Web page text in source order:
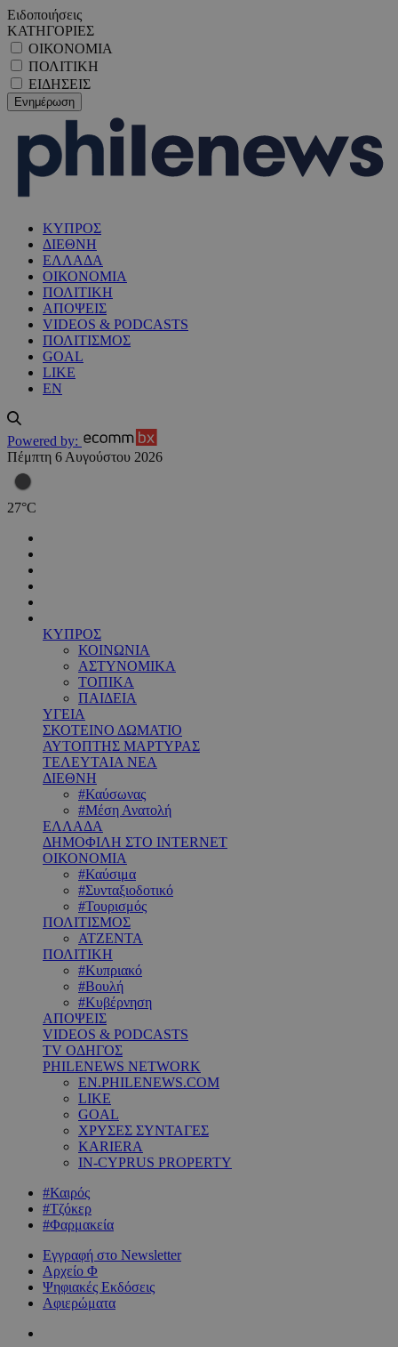
Ειδοποιήσεις
ΚΑΤΗΓΟΡΙΕΣ
ΟΙΚΟΝΟΜΙΑ
ΠΟΛΙΤΙΚΗ
ΕΙΔΗΣΕΙΣ
ΚΥΠΡΟΣ
ΔΙΕΘΝΗ
ΕΛΛΑΔΑ
ΟΙΚΟΝΟΜΙΑ
ΠΟΛΙΤΙΚΗ
ΑΠΟΨΕΙΣ
VIDEOS & PODCASTS
ΠΟΛΙΤΙΣΜΟΣ
GOAL
LIKE
EN
Powered by:
Πέμπτη 6 Αυγούστου 2026
27°C
ΚΥΠΡΟΣ
ΚΟΙΝΩΝΙΑ
ΑΣΤΥΝΟΜΙΚΑ
ΤΟΠΙΚΑ
ΠΑΙΔΕΙΑ
ΥΓΕΙΑ
ΣΚΟΤΕΙΝΟ ΔΩΜΑΤΙΟ
ΑΥΤΟΠΤΗΣ ΜΑΡΤΥΡΑΣ
ΤΕΛΕΥΤΑΙΑ ΝΕΑ
ΔΙΕΘΝΗ
#Καύσωνας
#Μέση Ανατολή
ΕΛΛΑΔΑ
ΔΗΜΟΦΙΛΗ ΣΤΟ INTERNET
ΟΙΚΟΝΟΜΙΑ
#Καύσιμα
#Συνταξιοδοτικό
#Τουρισμός
ΠΟΛΙΤΙΣΜΟΣ
ΑΤΖΕΝΤΑ
ΠΟΛΙΤΙΚΗ
#Κυπριακό
#Βουλή
#Κυβέρνηση
ΑΠΟΨΕΙΣ
VIDEOS & PODCASTS
TV ΟΔΗΓΟΣ
PHILENEWS NETWORK
EN.PHILENEWS.COM
LIKE
GOAL
ΧΡΥΣΕΣ ΣΥΝΤΑΓΕΣ
KARIERA
IN-CYPRUS PROPERTY
#Καιρός
#Τζόκερ
#Φαρμακεία
Εγγραφή στο Newsletter
Αρχείο Φ
Ψηφιακές Εκδόσεις
Αφιερώματα